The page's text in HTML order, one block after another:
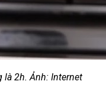
là 2h. Ảnh: Internet